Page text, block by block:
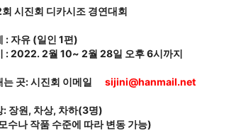
시진회 디카시조 경연대회
: 자유 (일인 1편)
: 2022. 2월 10~ 2월 28일 오후 6시까지
는 곳: 시진회 이메일
   sijini@hanmail.net
: 장원, 차상, 차하(3명)
수나 작품 수준에 따라 변동 가능)